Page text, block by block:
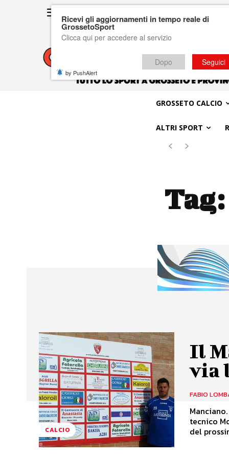
GROSSETO CALCIO
ALTRI SPORT
Tag:
CALCIO
Il
via
FABIO
tecnico
del
Ricevi gli aggiornamenti in tempo reale di
GrossetoSport
Clicca qui per accedere al servizio
Dopo Seguici
by PushAlert